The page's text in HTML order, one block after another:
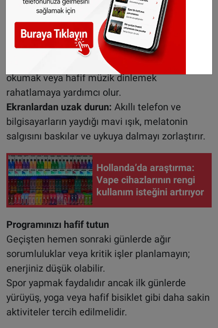
Kafein ve alkoluykuyu olumsuz etkiler.
Öğleden sonra kafeinli içecekleri sınırlayın,
alkolü ise mümkünse geçiş günlerinde
tüketmeyin.
Düzenli akşam rutini oluşturun:Ilık duş, kitap
okumak veya hafif müzik dinlemek
rahatlamaya yardımcı olur.
Ekranlardan uzak durun: Akıllı telefon ve
bilgisayarların yaydığı mavi ışık, melatonin
salgısını baskılar ve uykuya dalmayı zorlaştırır.
Hollanda’da araştırma:
Vape cihazlarının rengi
kullanım isteğini artırıyor
Programınızı hafif tutun
Geçişten hemen sonraki günlerde ağır
sorumluluklar veya kritik işler planlamayın;
enerjiniz düşük olabilir.
Spor yapmak faydalıdır ancak ilk günlerde
yürüyüş, yoga veya hafif bisiklet gibi daha sakin
aktiviteler tercih edilmelidir.